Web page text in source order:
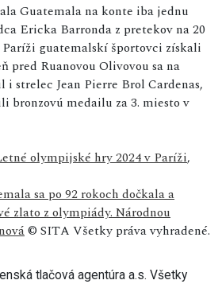
Guatemala na konte iba jednu
Ericka Barronda z pretekov na 20
Paríži guatemalskí športovci získali
pred Ruanovou Olivovou sa na
i strelec Jean Pierre Brol Cardenas,
bronzovú medailu za 3. miesto v
olympijské hry 2024 v Paríži,
sa po 92 rokoch dočkala a
zlato z olympiády. Národnou
© SITA Všetky práva vyhradené.
tlačová agentúra a.s. Všetky